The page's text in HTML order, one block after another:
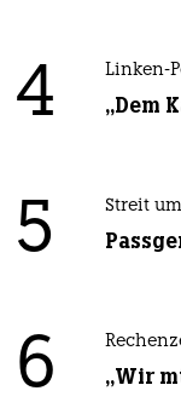
4 Linken-
„Dem
5 Streit
6 „Wir